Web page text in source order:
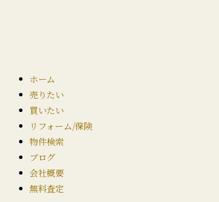
ホーム
売りたい
買いたい
リフォーム/保険
物件検索
ブログ
会社概要
無料査定